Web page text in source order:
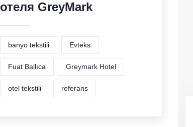
отеля GreyMark
banyo tekstili Evteks
Fuat Ballıca Greymark Hotel
otel tekstili referans